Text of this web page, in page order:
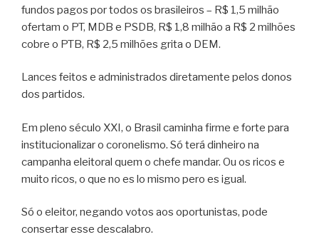
fundos pagos por todos os brasileiros – R$ 1,5 milhão
ofertam o PT, MDB e PSDB, R$ 1,8 milhão a R$ 2 milhões
cobre o PTB, R$ 2,5 milhões grita o DEM.
Lances feitos e administrados diretamente pelos donos
dos partidos.
Em pleno século XXI, o Brasil caminha firme e forte para
institucionalizar o coronelismo. Só terá dinheiro na
campanha eleitoral quem o chefe mandar. Ou os ricos e
muito ricos, o que no es lo mismo pero es igual.
Só o eleitor, negando votos aos oportunistas, pode
consertar esse descalabro.